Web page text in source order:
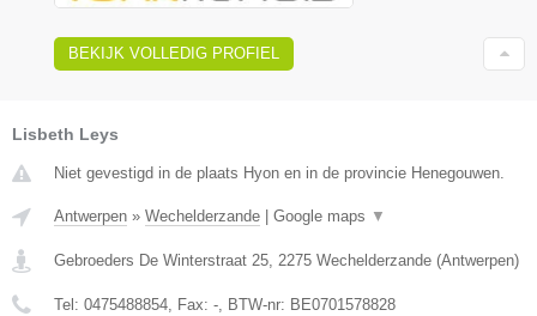
BEKIJK VOLLEDIG PROFIEL
Lisbeth Leys
Niet gevestigd in de plaats Hyon en in de provincie Henegouwen.
Antwerpen » Wechelderzande | Google maps ▼
Gebroeders De Winterstraat 25 2275 Wechelderzande (Antwerpen)
Tel: 0475488854 , Fax: - , BTW-nr: BE0701578828